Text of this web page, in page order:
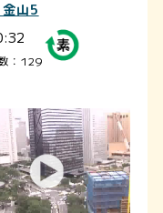
山5
：129